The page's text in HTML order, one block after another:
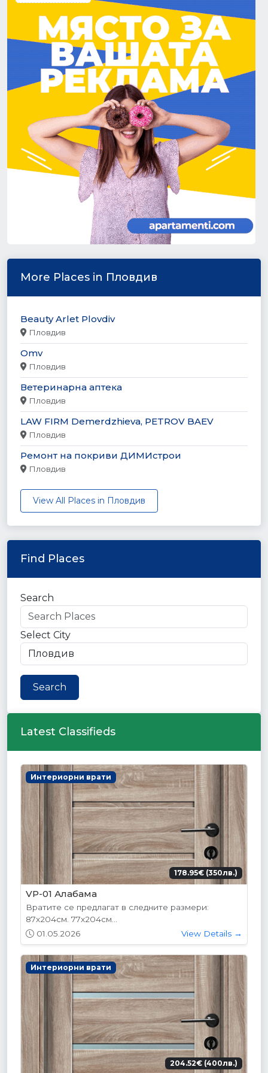
More Places in Пловдив
Beauty Arlet Plovdiv
Пловдив
Omv
Пловдив
Ветеринарна аптека
Пловдив
LAW FIRM Demerdzhieva, PETROV BAEV
Пловдив
Ремонт на покриви ДИМИстрои
Пловдив
View All Places in Пловдив
Find Places
Search
Select City
Search
Latest Classifieds
Интериорни врати
178.95€ (350лв.)
VP-01 Алабама
Вратите се предлагат в следните размери:
87х204см. 77х204см...
01.05.2026
View Details →
Интериорни врати
204.52€ (400лв.)